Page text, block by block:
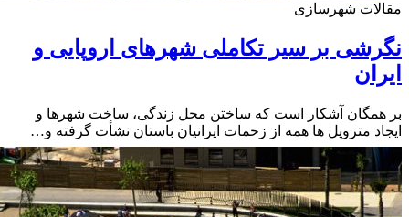
شهرسازی
بر سیر تکاملی شهرهای اروپایی و
آشکار است که ساختن محل زندگی، ساخت شهرها و
متروپل ها همه از زحمات ایرانیان باستان نشأت گرفته و…